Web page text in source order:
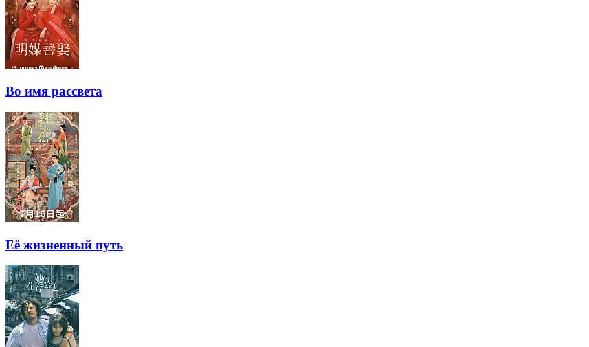
Во имя рассвета
Её жизненный путь